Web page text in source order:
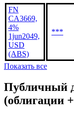
FN
CA3669,
4%
1jun2049,
USD
(ABS)
***
Показать все
Публичный
(облигации